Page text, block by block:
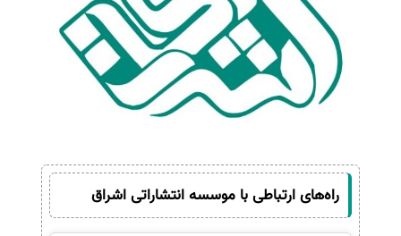
راه‌های ارتباطی با موسسه انتشاراتی اشراق